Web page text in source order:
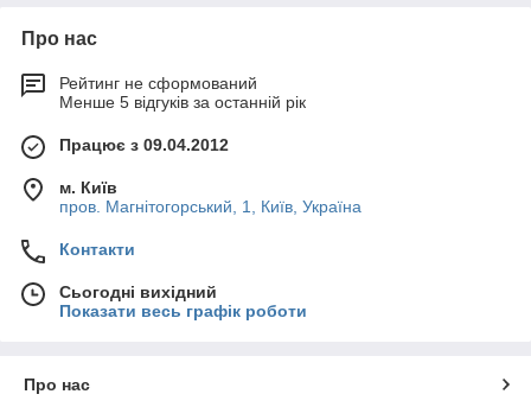
Про нас
Рейтинг не сформований
Менше 5 відгуків за останній рік
Працює з 09.04.2012
м. Київ
пров. Магнітогорський, 1, Київ, Україна
Контакти
Сьогодні вихідний
Показати весь графік роботи
Про нас